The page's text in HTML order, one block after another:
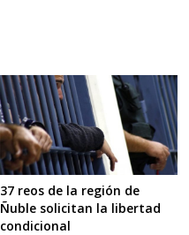
37 reos de la región de
Ñuble solicitan la libertad
condicional